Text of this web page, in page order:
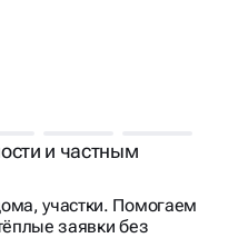
и частным
участки. Помогаем
заявки без